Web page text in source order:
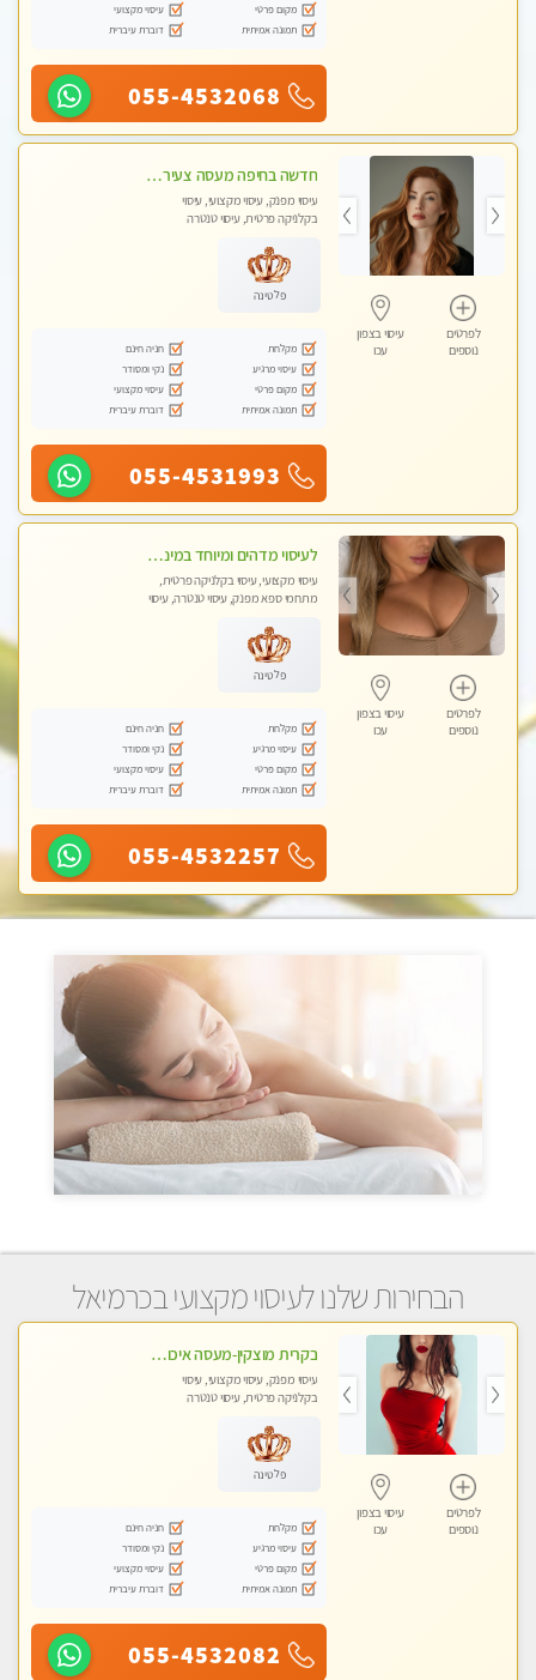
מקום פרטי
עיסוי מקצועי
תמונה אמיתית
דוברת עיברית
055-4532068
לפרטים
נוספים
עיסוי בצפון
עכו
חדשה בחיפה מעסה צעירה איכותית וקלאסית מזמינה אותך לעיסוי נעים מפנק ומרגיעה+ אבנים חמות וכוסות רוח מומלץ מאוד . . . highly recommended..new in the ci
עיסוי מפנק, עיסוי מקצועי, עיסוי
בקלניקה פרטית, עיסוי טנטרה
פלטינה
מקלחת
חניה חינם
עיסוי מרגיע
נקי ומסודר
מקום פרטי
עיסוי מקצועי
תמונה אמיתית
דוברת עיברית
055-4531993
לפרטים
נוספים
עיסוי בצפון
עכו
לעיסוי מדהים ומיוחד במינו !!מומלץ לחלוטין!!ללא מין !!
עיסוי מקצועי, עיסוי בקלניקה פרטית,
מתחמי ספא מפנק, עיסוי טנטרה, עיסוי
פלטינה
מקלחת
חניה חינם
עיסוי מרגיע
נקי ומסודר
מקום פרטי
עיסוי מקצועי
תמונה אמיתית
דוברת עיברית
055-4532257
הבחירות שלנו לעיסוי מקצועי בכרמיאל
לפרטים
נוספים
עיסוי בצפון
עכו
בקרית מוצקין-מעסה איכותית מקצועית ומפנקת בקריות
עיסוי מפנק, עיסוי מקצועי, עיסוי
בקלניקה פרטית, עיסוי טנטרה
פלטינה
מקלחת
חניה חינם
עיסוי מרגיע
נקי ומסודר
מקום פרטי
עיסוי מקצועי
תמונה אמיתית
דוברת עיברית
055-4532082